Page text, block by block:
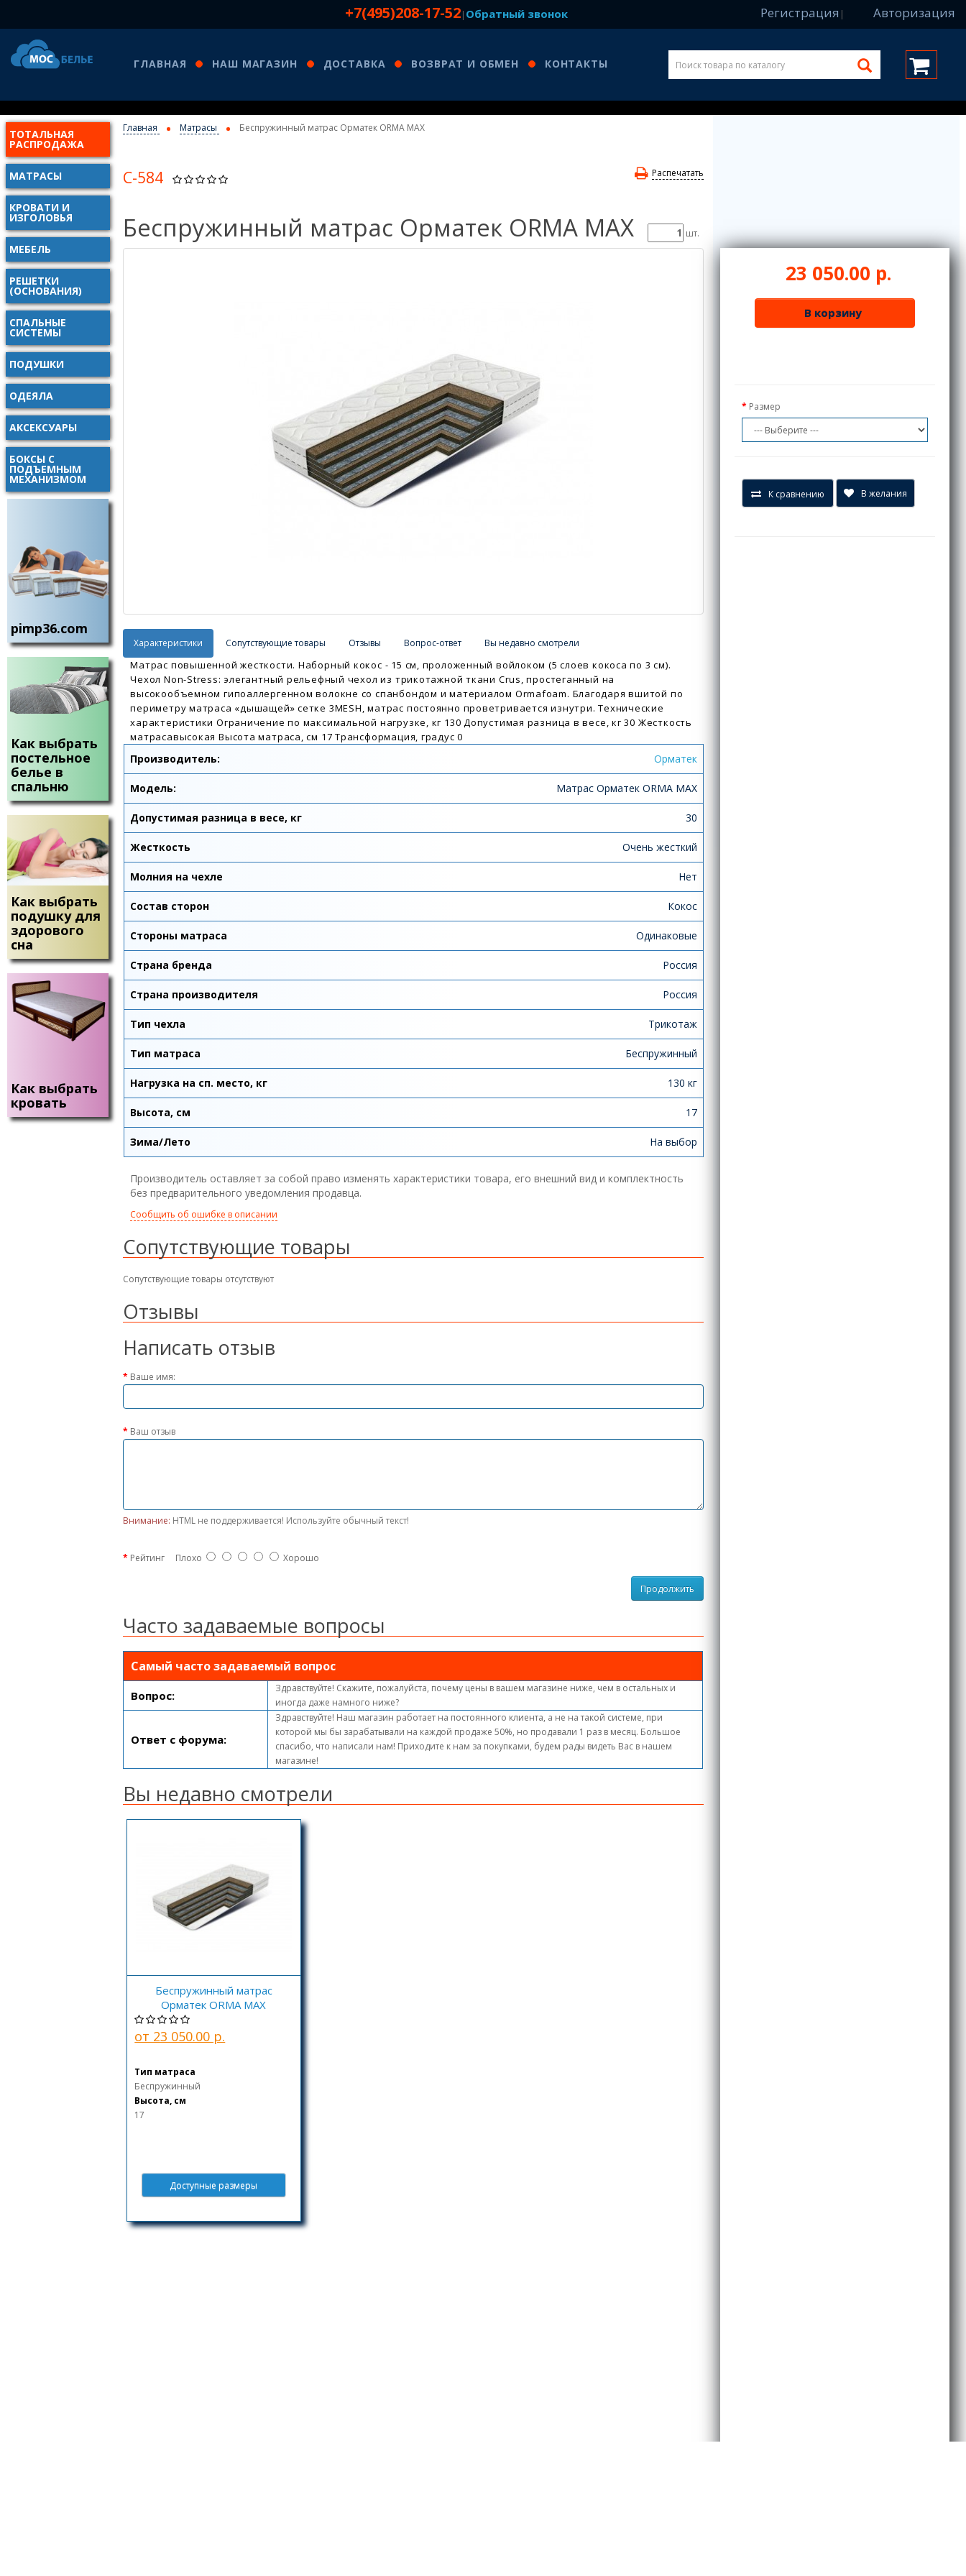
+7(495)208-17-52| Обратный звонок Регистрация | Авторизация
ТОТАЛЬНАЯ
РАСПРОДАЖА
МАТРАСЫ
КРОВАТИ И
ИЗГОЛОВЬЯ
МЕБЕЛЬ
РЕШЕТКИ
(ОСНОВАНИЯ)
СПАЛЬНЫЕ
СИСТЕМЫ
ПОДУШКИ
ОДЕЯЛА
АКСЕКСУАРЫ
БОКСЫ С
ПОДЪЕМНЫМ
МЕХАНИЗМОМ
pimp36.com
Как выбрать
постельное
белье в
спальню
Как выбрать
подушку для
здорового
сна
Как выбрать
кровать
ГЛАВНАЯ НАШ МАГАЗИН ДОСТАВКА ВОЗВРАТ И ОБМЕН КОНТАКТЫ
Главная Матрасы Беспружинный матрас Орматек ORMA MAX
С-584 Распечатать
Беспружинный матрас Орматек ORMA MAX шт.
Характеристики Сопутствующие товары Отзывы Вопрос-ответ Вы недавно смотрели
Матрас повышенной жесткости. Наборный кокос - 15 см, проложенный войлоком (5 слоев кокоса по 3 см).
Чехол Non-Stress: элегантный рельефный чехол из трикотажной ткани Crus, простеганный на
высокообъемном гипоаллергенном волокне со спанбондом и материалом Ormafoam. Благодаря вшитой по
периметру матраса «дышащей» сетке 3MESH, матрас постоянно проветривается изнутри. Технические
характеристики Ограничение по максимальной нагрузке, кг 130 Допустимая разница в весе, кг 30 Жесткость
матрасавысокая Высота матраса, см 17 Трансформация, градус 0
Производитель: Орматек
Модель: Матрас Орматек ORMA MAX
Допустимая разница в весе, кг 30
Жесткость Очень жесткий
Молния на чехле Нет
Состав сторон Кокос
Стороны матраса Одинаковые
Страна бренда Россия
Страна производителя Россия
Тип чехла Трикотаж
Тип матраса Беспружинный
Нагрузка на сп. место, кг 130 кг
Высота, см 17
Зима/Лето На выбор
Производитель оставляет за собой право изменять характеристики товара, его внешний вид и комплектность
без предварительного уведомления продавца.
Сообщить об ошибке в описании
Сопутствующие товары
Сопутствующие товары отсутствуют
Отзывы
Написать отзыв
Ваше имя:
Ваш отзыв
Внимание: HTML не поддерживается! Используйте обычный текст!
Рейтинг Плохо Хорошо
Продолжить
Часто задаваемые вопросы
Самый часто задаваемый вопрос
Вопрос:
Здравствуйте! Скажите, пожалуйста, почему цены в вашем магазине ниже, чем в остальных и
иногда даже намного ниже?
Ответ с форума:
Здравствуйте! Наш магазин работает на постоянного клиента, а не на такой системе, при
которой мы бы зарабатывали на каждой продаже 50%, но продавали 1 раз в месяц. Большое
спасибо, что написали нам! Приходите к нам за покупками, будем рады видеть Вас в нашем
магазине!
Вы недавно смотрели
Беспружинный матрас
Орматек ORMA MAX
от 23 050.00 р.
Тип матраса
Беспружинный
Высота, см
17
Доступные размеры
23 050.00 р.
В корзину
Размер
К сравнению В желания